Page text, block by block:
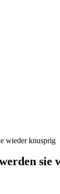
wieder knusprig
sie